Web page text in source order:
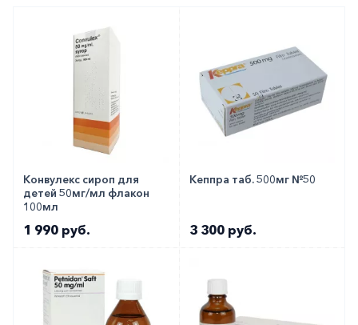
Конвулекс сироп для
детей 50мг/мл флакон
100мл
1 990 руб.
Кеппра таб. 500мг №50
3 300 руб.